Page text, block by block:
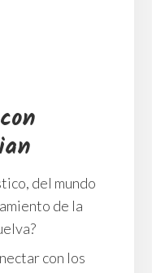
del mundo
de la
con los